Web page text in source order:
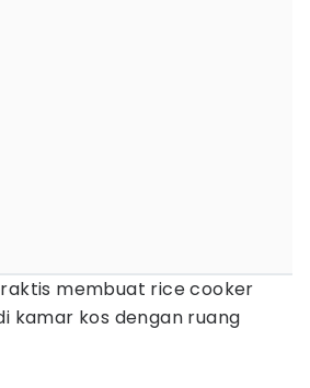
membuat rice cooker
kamar kos dengan ruang